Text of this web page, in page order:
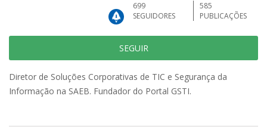
699
SEGUIDORES
585
PUBLICAÇÕES
SEGUIR
Diretor de Soluções Corporativas de TIC e Segurança da
Informação na SAEB. Fundador do Portal GSTI.